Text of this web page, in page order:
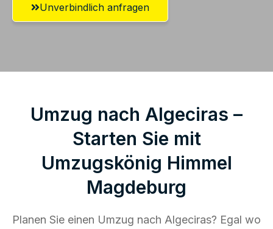
Unverbindlich anfragen
Umzug nach Algeciras –
Starten Sie mit
Umzugskönig Himmel
Magdeburg
Planen Sie einen Umzug nach Algeciras? Egal wo